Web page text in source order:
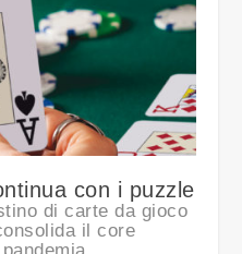
con i puzzle
di carte da gioco
il core